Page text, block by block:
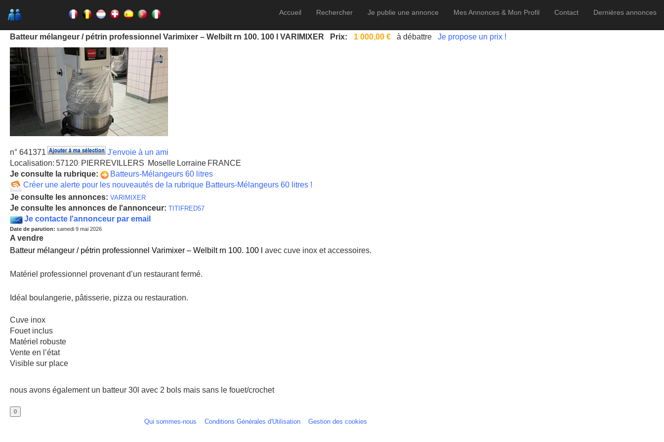
Accueil Rechercher Je publie une annonce Mes Annonces & Mon Profil Contact Dernières annonces
Batteur mélangeur / pétrin professionnel Varimixer – Welbilt rn 100. 100 l VARIMIXER Prix: 1 000,00 € à débattre Je propose un prix !
n° 641371
J'envoie à un ami
Localisation: 57120: PIERREVILLERS Moselle Lorraine FRANCE
Je consulte la rubrique:
Batteurs-Mélangeurs 60 litres
Créer une alerte pour les nouveautés de la rubrique Batteurs-Mélangeurs 60 litres !
Je consulte les annonces: VARIMIXER
Je consulte les annonces de l'annonceur: TITIFRED57
Je contacte l'annonceur par email
Date de parution: samedi 9 mai 2026
A vendre
Batteur mélangeur / pétrin professionnel Varimixer – Welbilt rn 100. 100 l
avec cuve inox et accessoires.
Matériel professionnel provenant d’un restaurant fermé.
Idéal boulangerie, pâtisserie, pizza ou restauration.
Cuve inox
Fouet inclus
Matériel robuste
Vente en l’état
Visible sur place
nous avons également un batteur 30l avec 2 bols mais sans le fouet/crochet
Qui sommes-nous Conditions Générales d'Utilisation Gestion des cookies